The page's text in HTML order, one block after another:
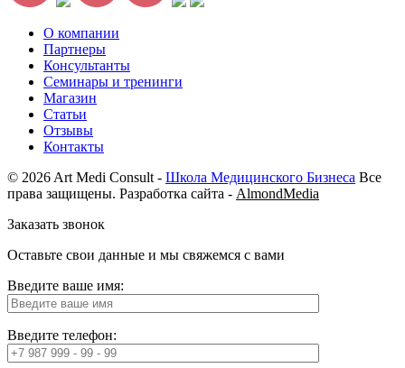
О компании
Партнеры
Консультанты
Семинары и тренинги
Магазин
Статьи
Отзывы
Контакты
© 2026 Art Medi Consult - Школа Медицинского Бизнеса Все
права защищены. Разработка сайта - AlmondMedia
Заказать звонок
Оставьте свои данные и мы свяжемся с вами
Введите ваше имя:
Введите телефон: